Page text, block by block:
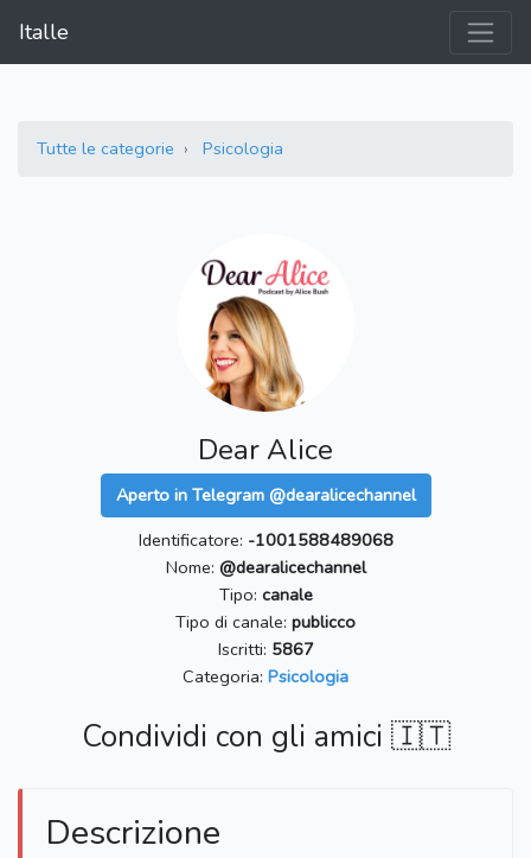
Italle
Tutte le categorie Psicologia
Dear Alice
Aperto in Telegram @dearalicechannel
Identificatore: -1001588489068
Nome: @dearalicechannel
Tipo: canale
Tipo di canale: publicco
Iscritti: 5867
Categoria: Psicologia
Condividi con gli amici 🇮🇹
Descrizione